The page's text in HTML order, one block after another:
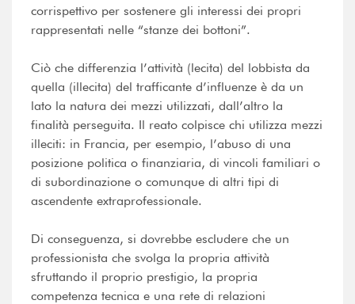
corrispettivo per sostenere gli interessi dei propri
rappresentati nelle “stanze dei bottoni”.
Ciò che differenzia l’attività (lecita) del lobbista da
quella (illecita) del trafficante d’influenze è da un
lato la natura dei mezzi utilizzati, dall’altro la
finalità perseguita. Il reato colpisce chi utilizza mezzi
illeciti: in Francia, per esempio, l’abuso di una
posizione politica o finanziaria, di vincoli familiari o
di subordinazione o comunque di altri tipi di
ascendente extraprofessionale.
Di conseguenza, si dovrebbe escludere che un
professionista che svolga la propria attività
sfruttando il proprio prestigio, la propria
competenza tecnica e una rete di relazioni